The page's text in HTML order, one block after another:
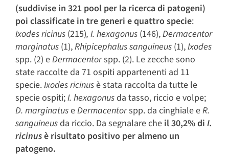
(suddivise in 321 pool per la ricerca di patogeni)
poi classificate in tre generi e quattro specie:
Ixodes ricinus (215), I. hexagonus (146),Dermacentor
marginatus (1),Rhipicephalus sanguineus (1),Ixodes
spp. (2) eDermacentorspp. (2). Le zecche sono
state raccolte da 71 ospiti appartenenti ad 11
specie.Ixodes ricinusè stata raccolta da tutte le
specie ospiti;I. hexagonus da tasso, riccio e volpe;
D. marginatuseDermacentorspp. da cinghiale eR.
sanguineus da riccio. Da segnalare che il 30,2% di I.
ricinusè risultato positivo per almeno un
patogeno.